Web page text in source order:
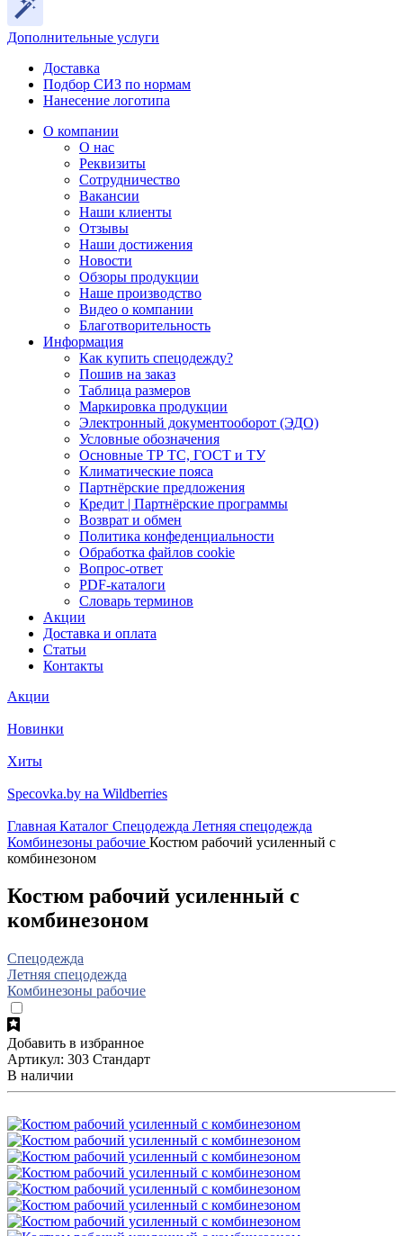
Дополнительные услуги
Доставка
Подбор СИЗ по нормам
Нанесение логотипа
О компании
О нас
Реквизиты
Сотрудничество
Вакансии
Наши клиенты
Отзывы
Наши достижения
Новости
Обзоры продукции
Наше производство
Видео о компании
Благотворительность
Информация
Как купить спецодежду?
Пошив на заказ
Таблица размеров
Маркировка продукции
Электронный документооборот (ЭДО)
Условные обозначения
Основные ТР ТС, ГОСТ и ТУ
Климатические пояса
Партнёрские предложения
Кредит | Партнёрские программы
Возврат и обмен
Политика конфеденциальности
Обработка файлов cookie
Вопрос-ответ
PDF-каталоги
Словарь терминов
Акции
Доставка и оплата
Статьи
Контакты
Акции
Новинки
Хиты
Specovka.by на Wildberries
Главная Каталог Спецодежда Летняя спецодежда
Комбинезоны рабочие Костюм рабочий усиленный с
комбинезоном
Костюм рабочий усиленный с
комбинезоном
Спецодежда
Летняя спецодежда
Комбинезоны рабочие
Добавить в избранное
Артикул: 303 Стандарт
В наличии